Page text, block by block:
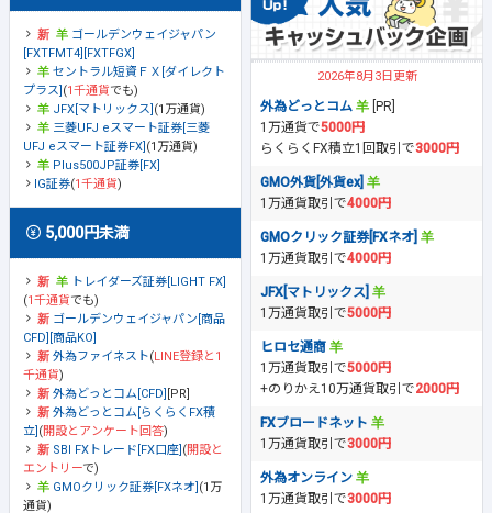
ゴールデンウェイジャパン
[FXTFMT4][FXTFGX]
セントラル短資ＦＸ[ダイレクト
プラス] (1千通貨でも)
JFX[マトリックス] (1万通貨)
三菱UFJ eスマート証券[三菱
UFJ eスマート証券FX] (1万通貨)
Plus500JP証券[FX]
IG証券(1千通貨)
5,000円未満
トレイダーズ証券[LIGHT FX]
(1千通貨でも)
ゴールデンウェイジャパン[商品
CFD][商品KO]
外為ファイネスト(LINE登録と1
千通貨)
外為どっとコム[CFD] [PR]
外為どっとコム[らくらくFX積
立] (開設とアンケート回答)
SBI FXトレード[FX口座] (開設と
エントリーで)
GMOクリック証券[FXネオ] (1万
通貨)
2026年8月3日更新
外為どっとコム
[PR]
1万通貨で5000円
らくらくFX積立1回取引で3000円
GMO外貨[外貨ex]
1万通貨取引で4000円
GMOクリック証券[FXネオ]
1万通貨取引で4000円
JFX[マトリックス]
1万通貨取引で5000円
ヒロセ通商
1万通貨取引で5000円
+のりかえ10万通貨取引で2000円
FXブロードネット
1万通貨取引で3000円
外為オンライン
1万通貨取引で3000円